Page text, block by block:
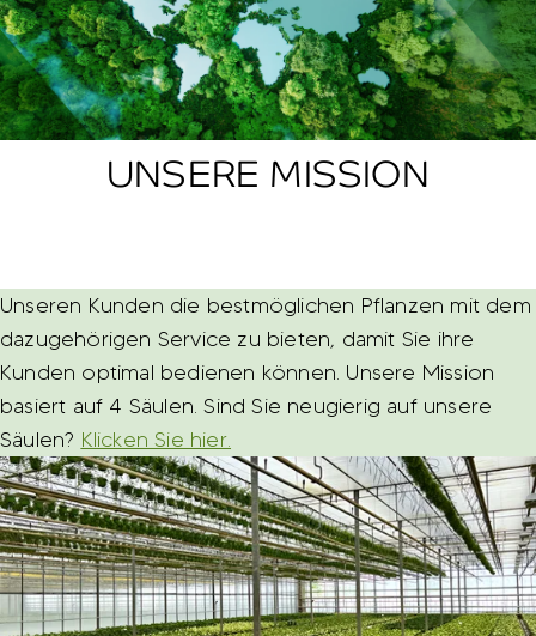
UNSERE MISSION
Unseren Kunden die bestmöglichen Pflanzen mit dem
dazugehörigen Service zu bieten, damit Sie ihre
Kunden optimal bedienen können. Unsere Mission
basiert auf 4 Säulen. Sind Sie neugierig auf unsere
Säulen? Klicken Sie hier.